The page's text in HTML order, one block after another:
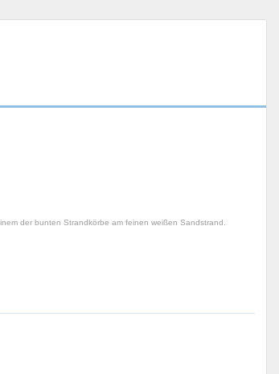
der bunten Strandkörbe am feinen weißen Sandstrand.